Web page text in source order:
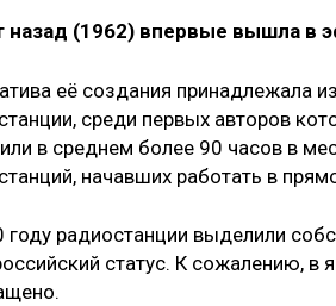
назад (1962) впервые вышла в
её создания принадлежала
среди первых авторов
в среднем более 90 часов в
начавших работать в
году радиостанции выделили
статус. К сожалению, в